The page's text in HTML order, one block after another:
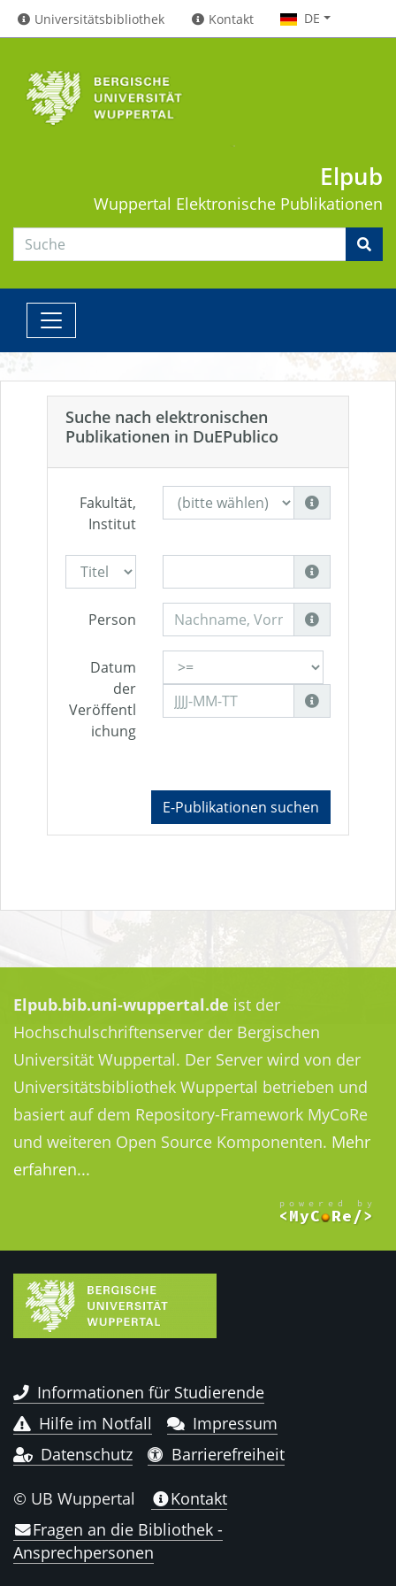
Universitätsbibliothek Kontakt DE
Elpub
Wuppertal Elektronische Publikationen
Suche nach elektronischen
Publikationen in DuEPublico
Fakultät,
Institut
Person
Datum
der
Veröffentl
ichung
E-Publikationen suchen
Elpub.bib.uni-wuppertal.de ist der
Hochschulschriftenserver der Bergischen
Universität Wuppertal. Der Server wird von der
Universitätsbibliothek Wuppertal betrieben und
basiert auf dem Repository-Framework MyCoRe
und weiteren Open Source Komponenten. Mehr
erfahren...
Informationen für Studierende
Hilfe im Notfall
Impressum
Datenschutz
Barrierefreiheit
© UB Wuppertal
Kontakt
Fragen an die Bibliothek -
Ansprechpersonen